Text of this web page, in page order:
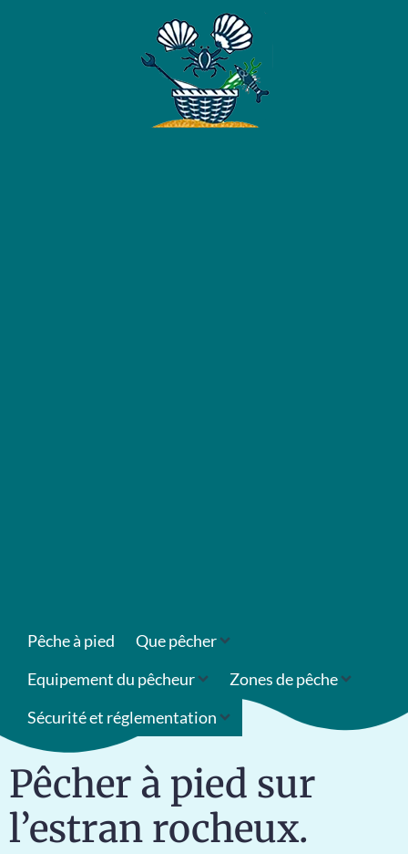
Pêche à pied
Que pêcher
Equipement du pêcheur
Zones de pêche
Sécurité et réglementation
Pêcher à pied sur
l’estran rocheux.